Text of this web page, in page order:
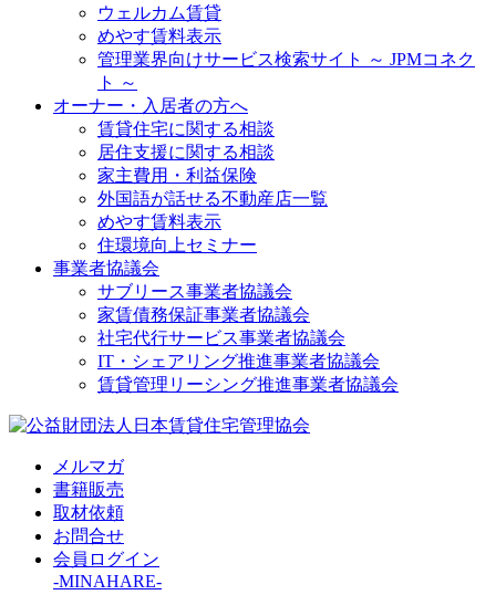
ウェルカム賃貸
めやす賃料表示
管理業界向けサービス検索サイト ～ JPMコネク
ト ～
オーナー・入居者の方へ
賃貸住宅に関する相談
居住支援に関する相談
家主費用・利益保険
外国語が話せる不動産店一覧
めやす賃料表示
住環境向上セミナー
事業者協議会
サブリース事業者協議会
家賃債務保証事業者協議会
社宅代行サービス事業者協議会
IT・シェアリング推進事業者協議会
賃貸管理リーシング推進事業者協議会
メルマガ
書籍販売
取材依頼
お問合せ
会員ログイン
-MINAHARE-